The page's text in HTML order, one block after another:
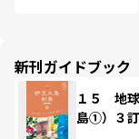
新刊ガイドブック
１５ 地
島①）３